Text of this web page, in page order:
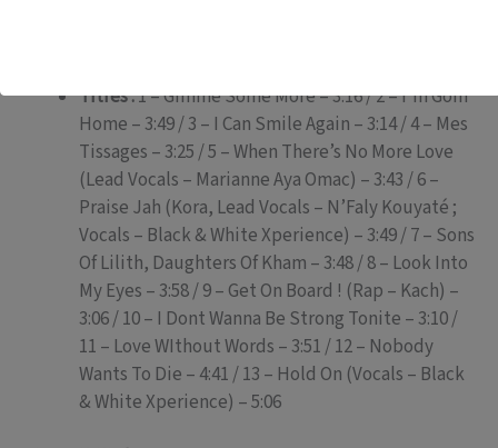
Titres :1 – Gimme Some More – 3:16 / 2 – I’m Goin’
Home – 3:49 / 3 – I Can Smile Again – 3:14 / 4 – Mes
Tissages – 3:25 / 5 – When There’s No More Love
(Lead Vocals – Marianne Aya Omac) – 3:43 / 6 –
Praise Jah (Kora, Lead Vocals – N’Faly Kouyaté ;
Vocals – Black & White Xperience) – 3:49 / 7 – Sons
Of Lilith, Daughters Of Kham – 3:48 / 8 – Look Into
My Eyes – 3:58 / 9 – Get On Board ! (Rap – Kach) –
3:06 / 10 – I Dont Wanna Be Strong Tonite – 3:10 /
11 – Love WIthout Words – 3:51 / 12 – Nobody
Wants To Die – 4:41 / 13 – Hold On (Vocals – Black
& White Xperience) – 5:06